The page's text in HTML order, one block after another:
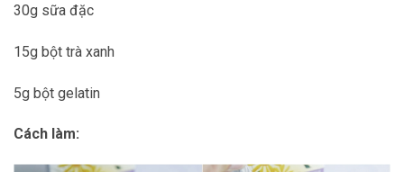
30g sữa đặc
15g bột trà xanh
5g bột gelatin
Cách làm: